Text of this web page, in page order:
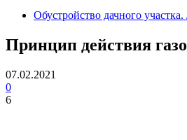
Обустройство дачного
Принцип действия
07.02.2021
0
6